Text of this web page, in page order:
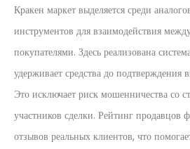
Кракен маркет выделяется среди
инструментов для взаимодействия
покупателями. Здесь реализована
удерживает средства до подтверждения
Это исключает риск мошенничества со
участников сделки. Рейтинг продавцов
отзывов реальных клиентов, что